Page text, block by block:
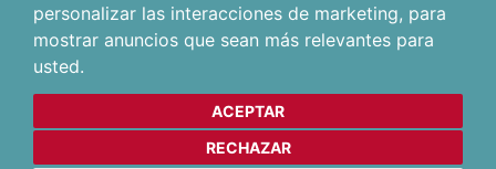
personalizar las interacciones de marketing, para
mostrar anuncios que sean más relevantes para
usted.
ACEPTAR
RECHAZAR